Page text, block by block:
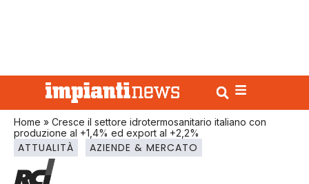
Home » Cresce il settore idrotermosanitario italiano con
produzione al +1,4% ed export al +2,2%
ATTUALITÀ AZIENDE & MERCATO